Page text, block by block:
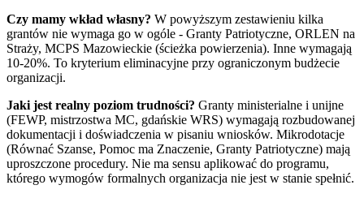
Czy mamy wkład własny? W powyższym zestawieniu kilka
grantów nie wymaga go w ogóle - Granty Patriotyczne, ORLEN na
Straży, MCPS Mazowieckie (ścieżka powierzenia). Inne wymagają
10-20%. To kryterium eliminacyjne przy ograniczonym budżecie
organizacji.
Jaki jest realny poziom trudności? Granty ministerialne i unijne
(FEWP, mistrzostwa MC, gdańskie WRS) wymagają rozbudowanej
dokumentacji i doświadczenia w pisaniu wniosków. Mikrodotacje
(Równać Szanse, Pomoc ma Znaczenie, Granty Patriotyczne) mają
uproszczone procedury. Nie ma sensu aplikować do programu,
którego wymogów formalnych organizacja nie jest w stanie spełnić.